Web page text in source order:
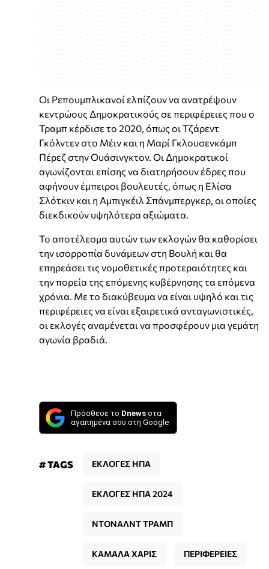
Οι Ρεπουμπλικανοί ελπίζουν να ανατρέψουν
κεντρώους Δημοκρατικούς σε περιφέρειες που ο
Τραμπ κέρδισε το 2020, όπως οι Τζάρεντ
Γκόλντεν στο Μέιν και η Μαρί Γκλουσενκάμπ
Πέρεζ στην Ουάσινγκτον. Οι Δημοκρατικοί
αγωνίζονται επίσης να διατηρήσουν έδρες που
αφήνουν έμπειροι βουλευτές, όπως η Ελίσα
Σλότκιν και η Αμπιγκέιλ Σπάνμπεργκερ, οι οποίες
διεκδικούν υψηλότερα αξιώματα.
Το αποτέλεσμα αυτών των εκλογών θα καθορίσει
την ισορροπία δυνάμεων στη Βουλή και θα
επηρεάσει τις νομοθετικές προτεραιότητες και
την πορεία της επόμενης κυβέρνησης τα επόμενα
χρόνια. Με το διακύβευμα να είναι υψηλό και τις
περιφέρειες να είναι εξαιρετικά ανταγωνιστικές,
οι εκλογές αναμένεται να προσφέρουν μια γεμάτη
αγωνία βραδιά.
Πρόσθεσε το Dnews στα
αγαπημένα σου στη Google
# TAGS ΕΚΛΟΓΕΣ ΗΠΑ
ΕΚΛΟΓΕΣ ΗΠΑ 2024
ΝΤΟΝΑΛΝΤ ΤΡΑΜΠ
ΚΑΜΑΛΑ ΧΑΡΙΣ ΠΕΡΙΦΕΡΕΙΕΣ